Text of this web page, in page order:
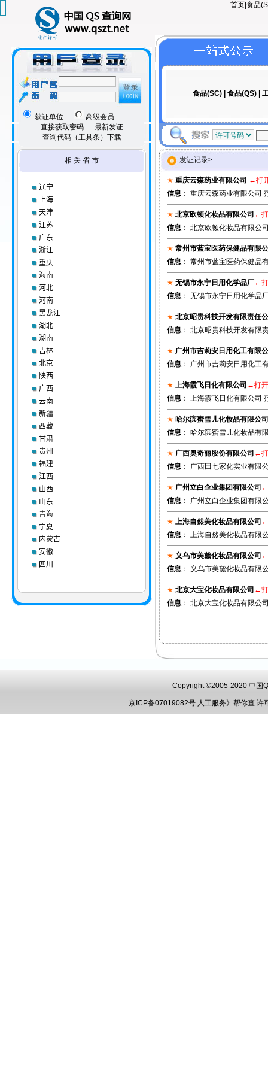
获证单位
高级会员
直接获取密码
最新发证
查询代码（工具条）下载
首页 食品
食品(SC) 食品(QS)
相 关 省 市
辽宁
上海
天津
江苏
广东
浙江
重庆
海南
河北
河南
黑龙江
湖北
湖南
吉林
北京
陕西
广西
云南
新疆
西藏
甘肃
贵州
福建
江西
山西
山东
青海
宁夏
内蒙古
安徽
四川
发证记录>
★ 重庆云森药业有限公司 ←打
信息： 重庆云森药业有限公司
★ 北京欧顿化妆品有限公司 ←
信息： 北京欧顿化妆品有限公
★ 常州市蓝宝医药保健品有限
信息： 常州市蓝宝医药保健品
★ 无锡市永宁日用化学品厂←打
信息： 无锡市永宁日用化学品
★ 北京昭贵科技开发有限责任
信息： 北京昭贵科技开发有限
★ 广州市吉莉安日用化工有限
信息： 广州市吉莉安日用化工
★ 上海霞飞日化有限公司 ←打
信息： 上海霞飞日化有限公司
★ 哈尔滨蜜雪儿化妆品有限公司
信息： 哈尔滨蜜雪儿化妆品有
★ 广西奥奇丽股份有限公司 ←
信息： 广西田七家化实业有限
★ 广州立白企业集团有限公司 ←
信息： 广州立白企业集团有限
★ 上海自然美化妆品有限公司 ←
信息： 上海自然美化妆品有限
★ 义乌市美黛化妆品有限公司 ←
信息： 义乌市美黛化妆品有限
★ 北京大宝化妆品有限公司 ←
信息： 北京大宝化妆品有限公
Copyright ©2005-2020 中国
京ICP备07019082号 人工服务》帮你查 许